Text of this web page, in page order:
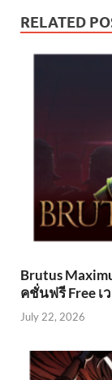
RELATED
Brutus
คชั่นฟรี Free เ
July 22, 2026